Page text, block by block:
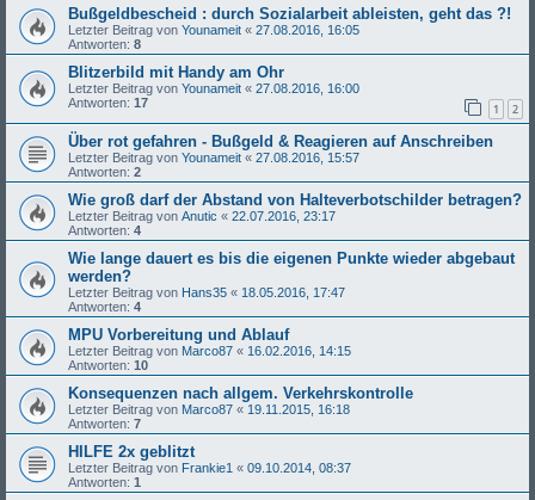
Bußgeldbescheid : durch Sozialarbeit ableisten, geht das ?!
Letzter Beitrag von Younameit « 27.08.2016, 16:05
Antworten: 8
Blitzerbild mit Handy am Ohr
Letzter Beitrag von Younameit « 27.08.2016, 16:00
Antworten: 17 1 2
Über rot gefahren - Bußgeld & Reagieren auf Anschreiben
Letzter Beitrag von Younameit « 27.08.2016, 15:57
Antworten: 2
Wie groß darf der Abstand von Halteverbotschilder betragen?
Letzter Beitrag von Anutic « 22.07.2016, 23:17
Antworten: 4
Wie lange dauert es bis die eigenen Punkte wieder abgebaut
werden?
Letzter Beitrag von Hans35 « 18.05.2016, 17:47
Antworten: 4
MPU Vorbereitung und Ablauf
Letzter Beitrag von Marco87 « 16.02.2016, 14:15
Antworten: 10
Konsequenzen nach allgem. Verkehrskontrolle
Letzter Beitrag von Marco87 « 19.11.2015, 16:18
Antworten: 7
HILFE 2x geblitzt
Letzter Beitrag von Frankie1 « 09.10.2014, 08:37
Antworten: 1